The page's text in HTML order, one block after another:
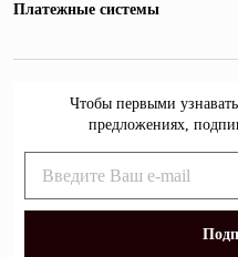
Платежные системы
Чтобы первыми
предложениях,